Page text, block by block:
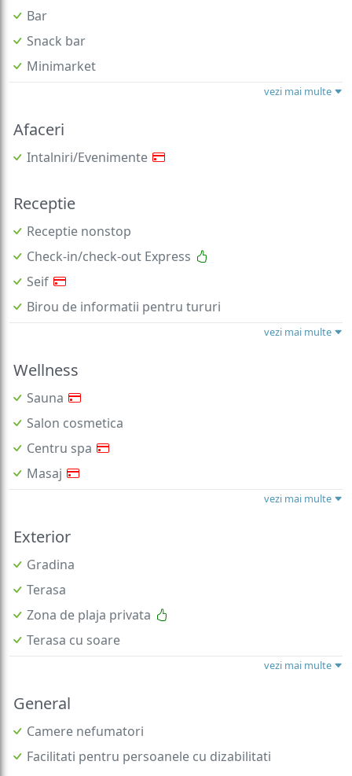
Bar
Snack bar
Minimarket
vezi mai multe
Afaceri
Intalniri/Evenimente
Receptie
Receptie nonstop
Check-in/check-out Express
Seif
Birou de informatii pentru tururi
vezi mai multe
Wellness
Sauna
Salon cosmetica
Centru spa
Masaj
vezi mai multe
Exterior
Gradina
Terasa
Zona de plaja privata
Terasa cu soare
vezi mai multe
General
Camere nefumatori
Facilitati pentru persoanele cu dizabilitati